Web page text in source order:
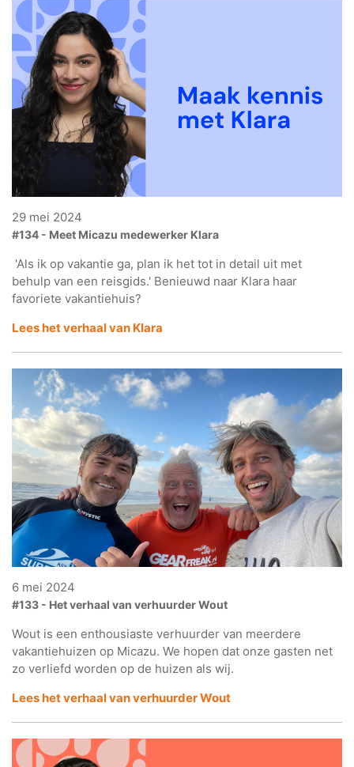
29 mei 2024
#134 - Meet Micazu medewerker Klara
'Als ik op vakantie ga, plan ik het tot in detail uit met
behulp van een reisgids.' Benieuwd naar Klara haar
favoriete vakantiehuis?
Lees het verhaal van Klara
6 mei 2024
#133 - Het verhaal van verhuurder Wout
Wout is een enthousiaste verhuurder van meerdere
vakantiehuizen op Micazu. We hopen dat onze gasten net
zo verliefd worden op de huizen als wij.
Lees het verhaal van verhuurder Wout